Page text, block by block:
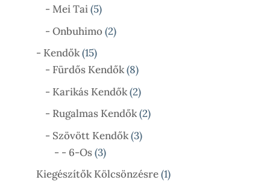
- Mei Tai 55
Termék
- Onbuhimo 22
- Kendők 1515
Termék
- Fürdős Kendők 88
Termék
- Karikás Kendők 22
Termék
- Rugalmas Kendők 22
- Szövött Kendők 33
- - 6-Os 33
Termék
Kiegészítők Kölcsönzésre 11